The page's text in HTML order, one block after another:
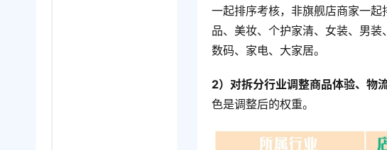
一起排序考核，非旗舰店商家一
品、美妆、个护家清、女装、男
数码、家电、大家居。
2）对拆分行业调整商品体验、物
色是调整后的权重。